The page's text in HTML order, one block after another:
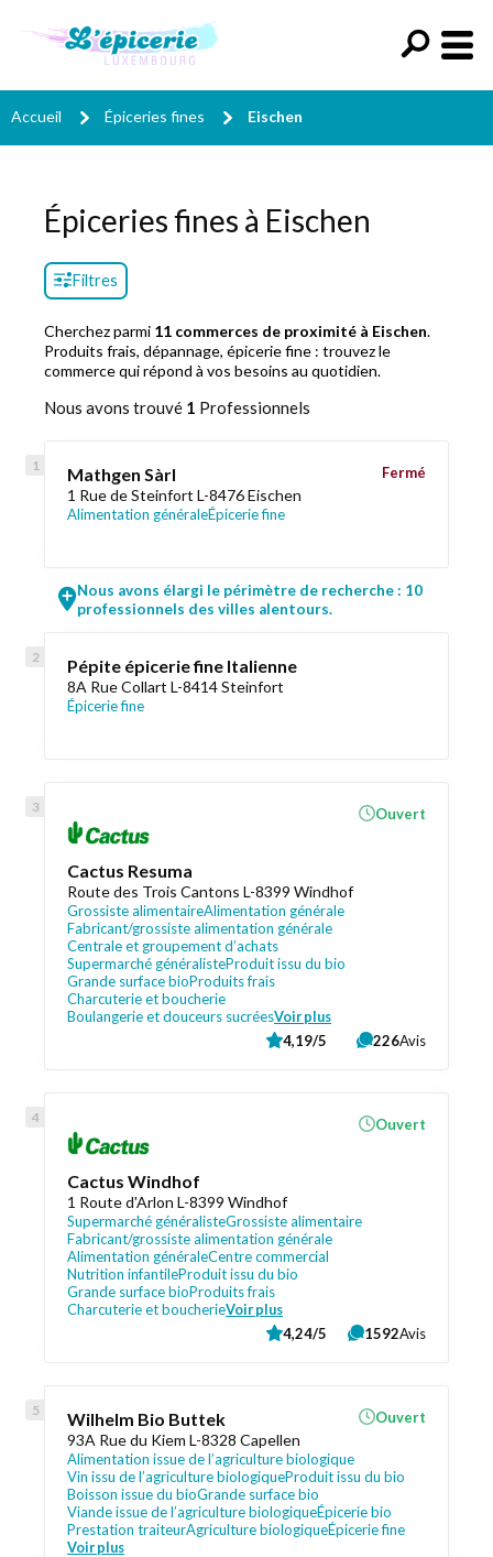
Accueil Épiceries fines Eischen
Épiceries fines à Eischen
Filtres
Cherchez parmi 11 commerces de proximité à Eischen.
Produits frais, dépannage, épicerie fine : trouvez le
commerce qui répond à vos besoins au quotidien.
Nous avons trouvé 1 Professionnels
Mathgen Sàrl
1 Rue de Steinfort L-8476 Eischen
Alimentation généraleÉpicerie fine
Fermé
Nous avons élargi le périmètre de recherche : 10
professionnels des villes alentours.
Pépite épicerie fine Italienne
8A Rue Collart L-8414 Steinfort
Épicerie fine
Cactus Resuma
Route des Trois Cantons L-8399 Windhof
Grossiste alimentaireAlimentation générale
Fabricant/grossiste alimentation générale
Centrale et groupement d’achats
Supermarché généralisteProduit issu du bio
Grande surface bioProduits frais
Charcuterie et boucherie
Boulangerie et douceurs sucréesVoir plus
Ouvert
4,19/5 226Avis
Cactus Windhof
1 Route d'Arlon L-8399 Windhof
Supermarché généralisteGrossiste alimentaire
Fabricant/grossiste alimentation générale
Alimentation généraleCentre commercial
Nutrition infantileProduit issu du bio
Grande surface bioProduits frais
Charcuterie et boucherieVoir plus
Ouvert
4,24/5 1592Avis
Wilhelm Bio Buttek
93A Rue du Kiem L-8328 Capellen
Alimentation issue de l’agriculture biologique
Vin issu de l’agriculture biologiqueProduit issu du bio
Boisson issue du bioGrande surface bio
Viande issue de l’agriculture biologiqueÉpicerie bio
Prestation traiteurAgriculture biologiqueÉpicerie fine
Voir plus
Ouvert